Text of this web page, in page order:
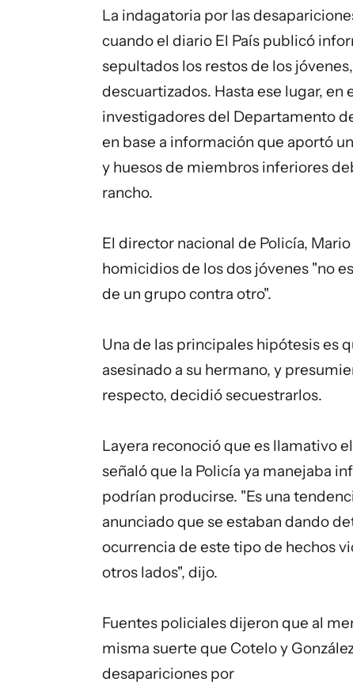
La indagatoria por las
cuando el diario El País publicó
sepultados los restos de los
descuartizados. Hasta ese lugar,
investigadores del Departamento
en base a información que aportó
y huesos de miembros inferiores
rancho.
El director nacional de Policía,
homicidios de los dos jóvenes "no
de un grupo contra otro".
Una de las principales hipótesis es
asesinado a su hermano, y
respecto, decidió secuestrarlos.
Layera reconoció que es llamativo
señaló que la Policía ya manejaba
podrían producirse. "Es una
anunciado que se estaban dando
ocurrencia de este tipo de hechos
otros lados", dijo.
Fuentes policiales dijeron que al
misma suerte que Cotelo y
desapariciones por